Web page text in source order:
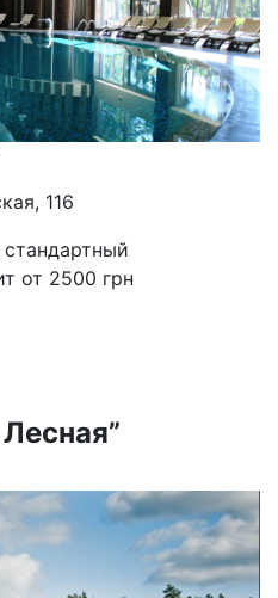
116
стандартный
от 2500 грн